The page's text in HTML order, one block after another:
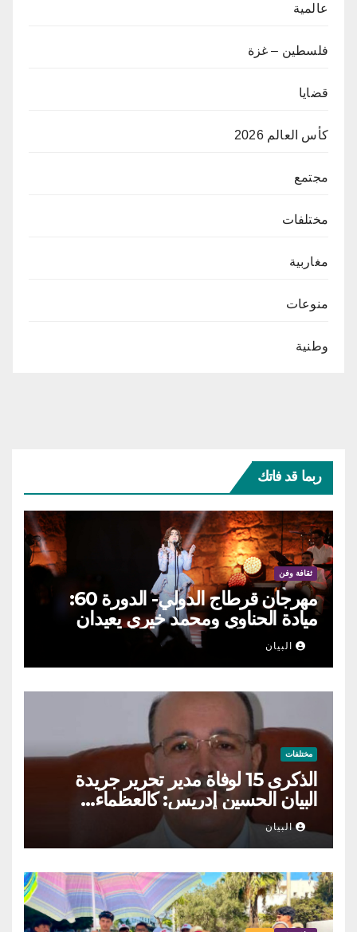
عالمية
فلسطين – غزة
قضايا
كأس العالم 2026
مجتمع
مختلفات
مغاربية
منوعات
وطنية
ربما قد فاتك
ثقافة وفن
مهرجان قرطاج الدولي- الدورة 60:
ميادة الحناوي ومحمد خيري يعيدان
الطرب السوري إلى ركح قرطاج
البيان
مختلفات
الذكرى 15 لوفاة مدير تحرير جريدة
البيان الحسين إدريس: كالعظماء…
عاش شامخا ورحل واقفا
البيان